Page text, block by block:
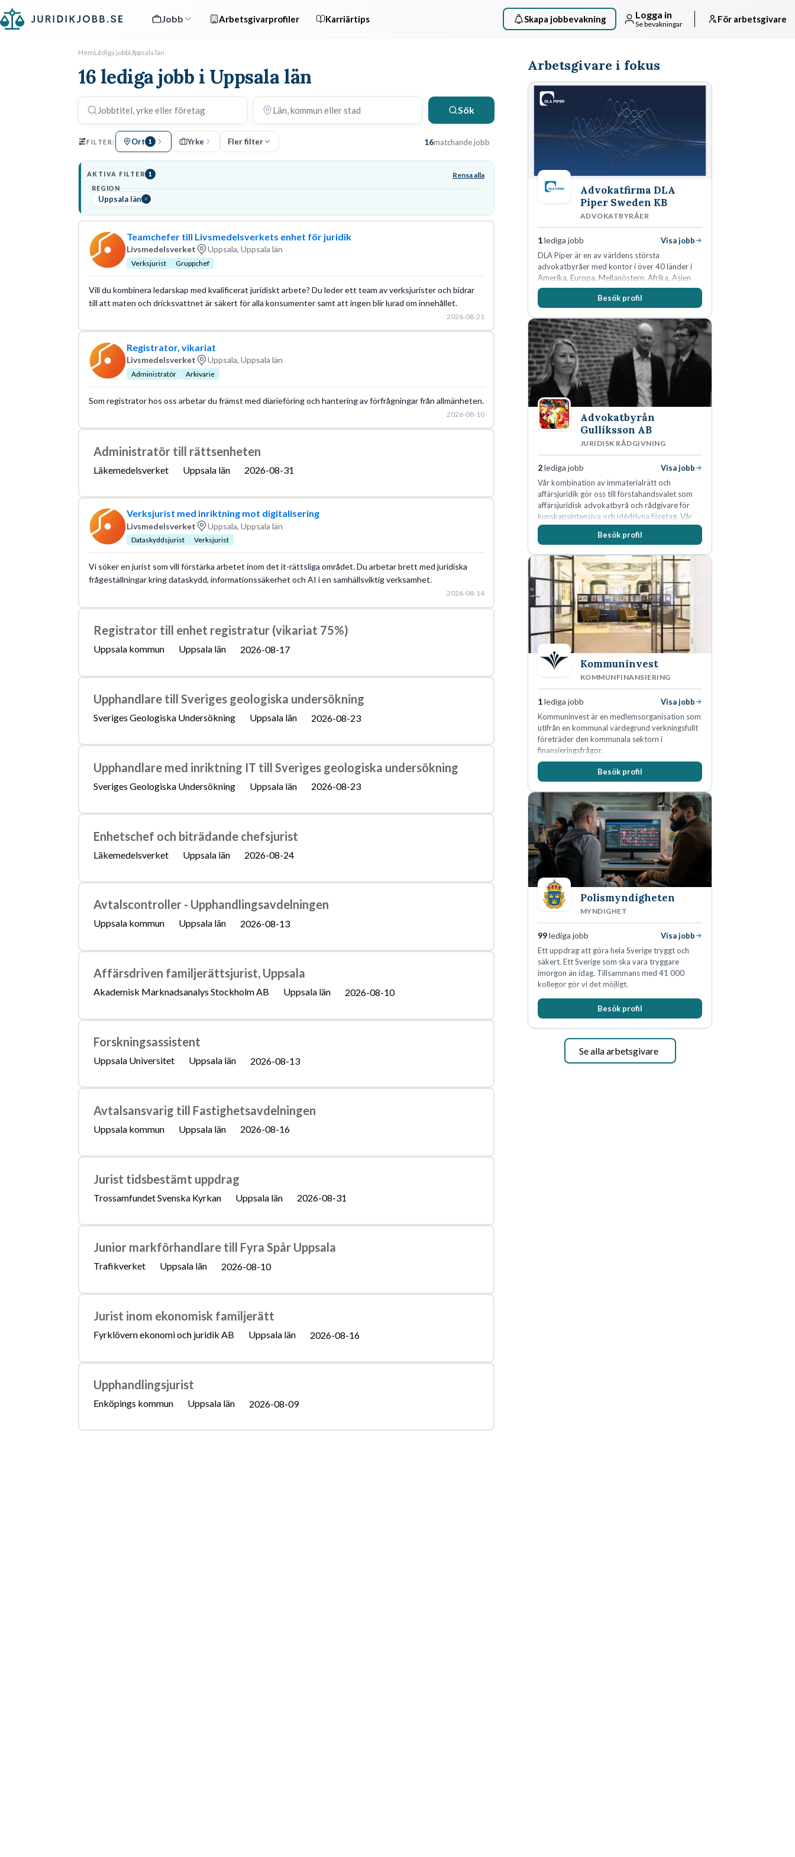
Jobb Arbetsgivarprofiler Karriärtips Skapa jobbevakning Logga in
Se bevakningar För arbetsgivare
HemLediga jobbUppsala län
16 lediga jobb i Uppsala län
Sök
FILTER: Ort 1 Yrke Fler filter 16matchande jobb
AKTIVA FILTER 1 Rensa alla
REGION
Uppsala län
Teamchefer till Livsmedelsverkets enhet för juridik
Livsmedelsverket Uppsala, Uppsala län
Verksjurist Gruppchef
Vill du kombinera ledarskap med kvalificerat juridiskt arbete? Du leder ett team av verksjurister och bidrar
till att maten och dricksvattnet är säkert för alla konsumenter samt att ingen blir lurad om innehållet.
2026-08-21
Registrator, vikariat
Livsmedelsverket Uppsala, Uppsala län
Administratör Arkivarie
Som registrator hos oss arbetar du främst med diarieföring och hantering av förfrågningar från allmänheten.
2026-08-10
Administratör till rättsenheten
Läkemedelsverket Uppsala län 2026-08-31
Verksjurist med inriktning mot digitalisering
Livsmedelsverket Uppsala, Uppsala län
Dataskyddsjurist Verksjurist
Vi söker en jurist som vill förstärka arbetet inom det it-rättsliga området. Du arbetar brett med juridiska
frågeställningar kring dataskydd, informationssäkerhet och AI i en samhällsviktig verksamhet.
2026-08-14
Registrator till enhet registratur (vikariat 75%)
Uppsala kommun Uppsala län 2026-08-17
Upphandlare till Sveriges geologiska undersökning
Sveriges Geologiska Undersökning Uppsala län 2026-08-23
Upphandlare med inriktning IT till Sveriges geologiska undersökning
Sveriges Geologiska Undersökning Uppsala län 2026-08-23
Enhetschef och biträdande chefsjurist
Läkemedelsverket Uppsala län 2026-08-24
Avtalscontroller - Upphandlingsavdelningen
Uppsala kommun Uppsala län 2026-08-13
Affärsdriven familjerättsjurist, Uppsala
Akademisk Marknadsanalys Stockholm AB Uppsala län 2026-08-10
Forskningsassistent
Uppsala Universitet Uppsala län 2026-08-13
Avtalsansvarig till Fastighetsavdelningen
Uppsala kommun Uppsala län 2026-08-16
Jurist tidsbestämt uppdrag
Trossamfundet Svenska Kyrkan Uppsala län 2026-08-31
Junior markförhandlare till Fyra Spår Uppsala
Trafikverket Uppsala län 2026-08-10
Jurist inom ekonomisk familjerätt
Fyrklövern ekonomi och juridik AB Uppsala län 2026-08-16
Upphandlingsjurist
Enköpings kommun Uppsala län 2026-08-09
Arbetsgivare i fokus
Advokatfirma DLA
Piper Sweden KB
ADVOKATBYRÅER
1lediga jobb
Visa jobb
DLA Piper är en av världens största
advokatbyråer med kontor i över 40 länder i
Amerika, Europa, Mellanöstern, Afrika, Asien
och Oceanien. Vi är specialister inom
affärsjuridikens alla områden och vi har några
fler än 450 jurister på fem kontor i Stockholm,
Köpenhamn, Århus, Oslo och Helsingfors kan vi
på DLA Piper erbjuda våra klienter en unik,
effektiv och gränsöverskridande nordisk
expertis. På vårt kontor i centrala Stockholm är
vi idag drygt 240 medarbetare.
Besök profil
Advokatbyrån
Gulliksson AB
JURIDISK RÅDGIVNING
2lediga jobb
Visa jobb
Vår kombination av immaterialrätt och
affärsjuridik gör oss till förstahandsvalet som
affärsjuridisk advokatbyrå och rådgivare för
kunskapsintensiva och idédrivna företag. Vår
expertis inom IP-tillgångar har gett oss en
marknadsledande position. Våra klienter väljer
skydda, utveckla och kommersialisera
företagets viktigaste tillgångar.
Besök profil
Kommuninvest
KOMMUNFINANSIERING
1lediga jobb
Visa jobb
Kommuninvest är en medlemsorganisation som
utifrån en kommunal värdegrund verkningsfullt
företräder den kommunala sektorn i
finansieringsfrågor.
Besök profil
Polismyndigheten
MYNDIGHET
99lediga jobb
Visa jobb
Ett uppdrag att göra hela Sverige tryggt och
säkert. Ett Sverige som ska vara tryggare
imorgon än idag. Tillsammans med 41 000
kollegor gör vi det möjligt.
Besök profil
Se alla arbetsgivare